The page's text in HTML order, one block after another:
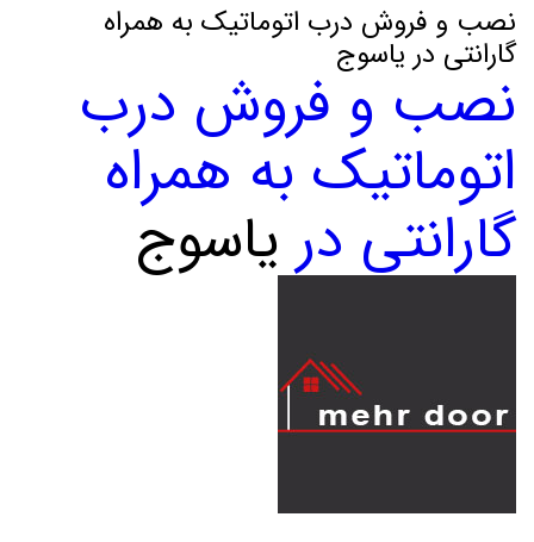
نصب و فروش درب اتوماتیک به همراه
گارانتی در یاسوج
نصب و فروش درب
اتوماتیک به همراه
گارانتی در یاسوج